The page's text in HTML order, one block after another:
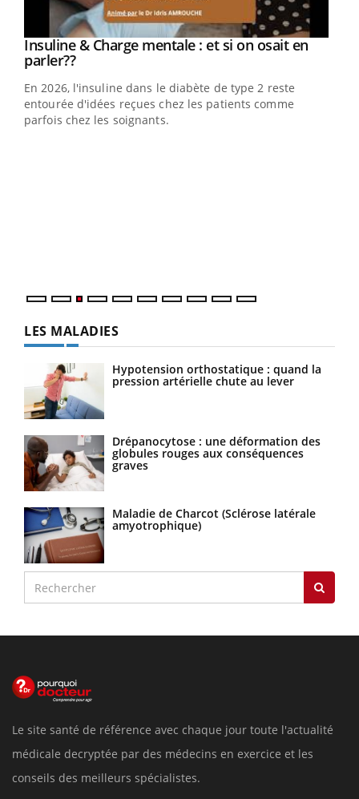
Youtube
Insuline & Charge mentale : et si on osait en
parler??Youtube
En 2026, l'insuline dans le diabète de type 2 reste
entourée d'idées reçues chez les patients comme
parfois chez les soignants.
LES MALADIES
Hypotension orthostatique : quand la
pression artérielle chute au lever
Drépanocytose : une déformation des
globules rouges aux conséquences
graves
Maladie de Charcot (Sclérose latérale
amyotrophique)
Le site santé de référence avec chaque jour toute l'actualité
médicale decryptée par des médecins en exercice et les
conseils des meilleurs spécialistes.